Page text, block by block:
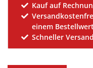
Kauf auf
einem
Schneller